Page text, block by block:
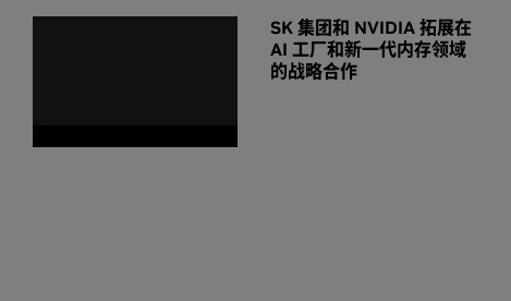
SK 集团和 NVIDIA 拓展在
AI 工厂和新一代内存领域
的战略合作